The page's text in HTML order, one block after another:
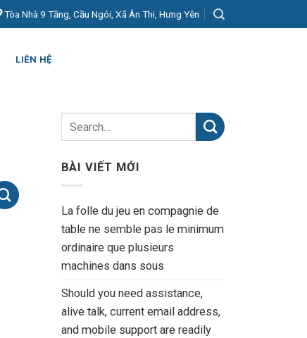
Tòa Nhà 9 Tầng, Cầu Ngói, Xã Ân Thi, Hưng Yên
LIÊN HỆ
BÀI VIẾT MỚI
La folle du jeu en compagnie de
table ne semble pas le minimum
ordinaire que plusieurs
machines dans sous
Should you need assistance,
alive talk, current email address,
and mobile support are readily